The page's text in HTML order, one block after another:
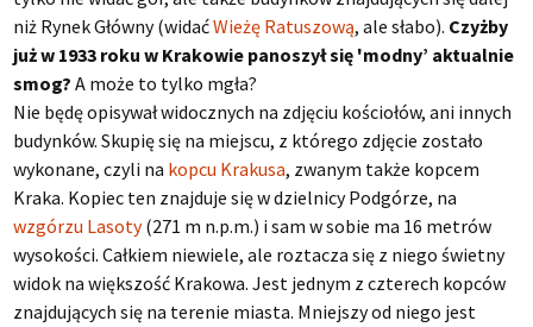
niż Rynek Główny (widaćWieżę Ratuszową, ale słabo). Czyżby
już w 1933 roku w Krakowie panoszył się 'modny’ aktualnie
smog? A może to tylko mgła?
Nie będę opisywał widocznych na zdjęciu kościołów, ani innych
budynków. Skupię się na miejscu, z którego zdjęcie zostało
wykonane, czyli na kopcu Krakusa, zwanym także kopcem
Kraka. Kopiec ten znajduje się w dzielnicy Podgórze, na
wzgórzu Lasoty(271 m n.p.m.) i sam w sobie ma 16 metrów
wysokości. Całkiem niewiele, ale roztacza się z niego świetny
widok na większość Krakowa. Jest jednym z czterech kopców
znajdujących się na terenie miasta. Mniejszy od niego jest